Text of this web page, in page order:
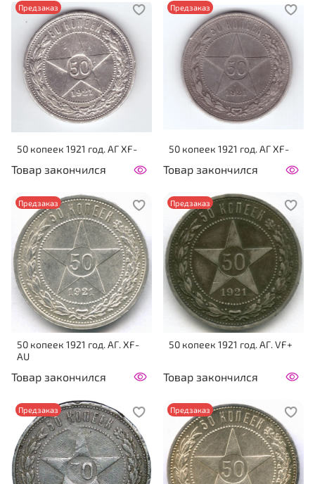
Предзаказ
50 копеек 1921 год. АГ XF-
Товар закончился
Предзаказ
50 копеек 1921 год. АГ XF-
Товар закончился
Предзаказ
50 копеек 1921 год. АГ. XF-
AU
Товар закончился
Предзаказ
50 копеек 1921 год. АГ. VF+
Товар закончился
Предзаказ Предзаказ